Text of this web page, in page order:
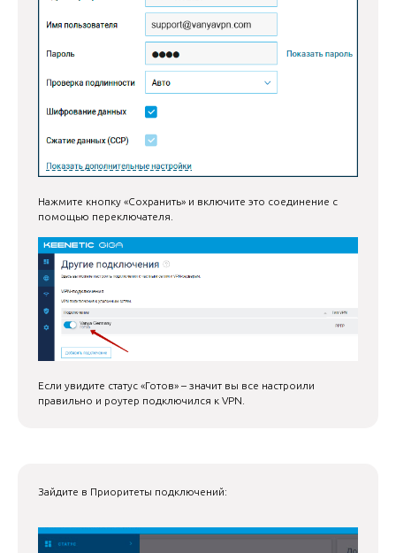
Нажмите кнопку «Сохранить» и включите это соединение с
помощью переключателя.
Если увидите статус «Готов» – значит вы все настроили
правильно и роутер подключился к VPN.
Зайдите в Приоритеты подключений: